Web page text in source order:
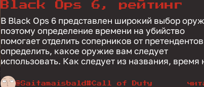
Black Ops 6, рейтинг
В Black Ops 6 представлен широкий выбор
поэтому определение времени на убийство
помогает отделить соперников от
определить, какое оружие вам следует
использовать. Как следует из названия,
@Saitamaisbald#Call of Duty